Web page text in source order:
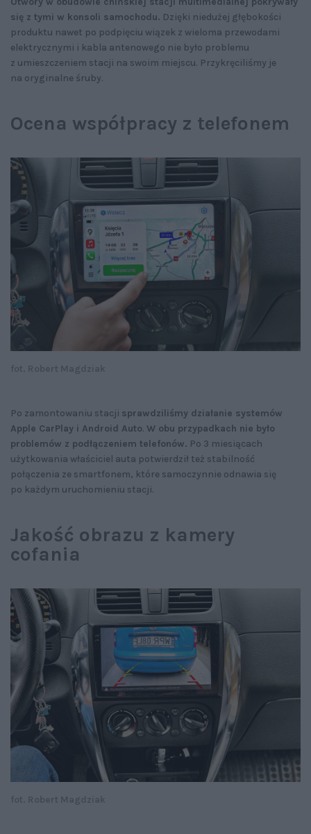
się z tymi w konsoli samochodu. Dzięki niedużej głębokości
produktu nawet po podpięciu wiązek z wieloma przewodami
elektrycznymi i kabla antenowego nie było problemu
z umieszczeniem stacji na swoim miejscu. Przykręciliśmy je
na oryginalne śruby.
Ocena współpracy z telefonem
Po zamontowaniu stacji sprawdziliśmy działanie systemów
Apple CarPlay i Android Auto. W obu przypadkach nie było
problemów z podłączeniem telefonów. Po 3 miesiącach
użytkowania właściciel auta potwierdził też stabilność
połączenia ze smartfonem, które samoczynnie odnawia się
po każdym uruchomieniu stacji.
Jakość obrazu z kamery
cofania